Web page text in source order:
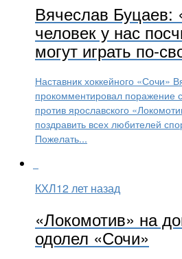
Вячеслав Буцаев:
человек у нас
могут играть по-
Наставник хоккейного «Сочи»
прокомментировал поражение
против ярославского
поздравить всех любителей
Пожелать...
КХЛ12 лет назад
«Локомотив» на
одолел «Сочи»